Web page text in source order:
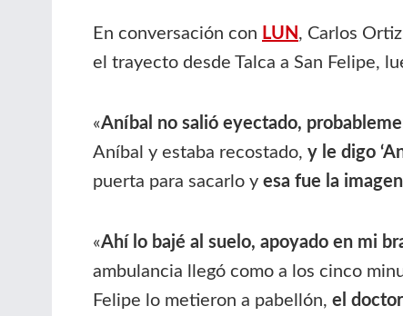
En conversación con LUN , Carlos
el trayecto desde Talca a San Felipe,
«Aníbal no salió eyectado,
Aníbal y estaba recostado, y le digo
puerta para sacarlo y esa fue la
«Ahí lo bajé al suelo, apoyado en mi
ambulancia llegó como a los cinco
Felipe lo metieron a pabellón, el